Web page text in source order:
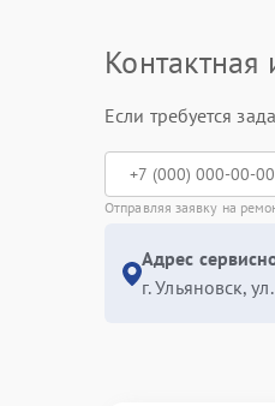
Если требуется
Отправляя заявку на
Адрес
г. Ульяновск,